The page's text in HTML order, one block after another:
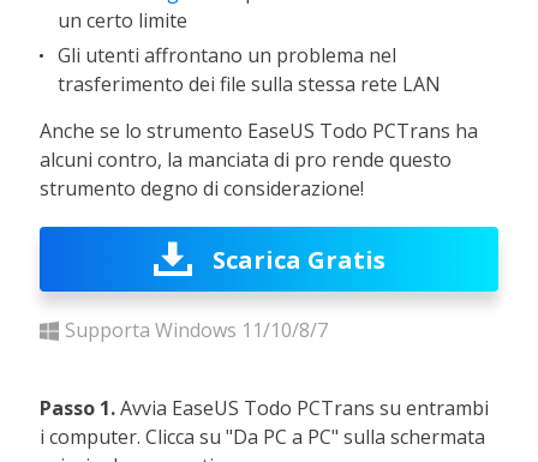
un certo limite
Gli utenti affrontano un problema nel
trasferimento dei file sulla stessa rete LAN
Anche se lo strumento EaseUS Todo PCTrans ha
alcuni contro, la manciata di pro rende questo
strumento degno di considerazione!
Scarica Gratis
Supporta Windows 11/10/8/7
Passo 1.Avvia EaseUS Todo PCTrans su entrambi
i computer. Clicca su "Da PC a PC" sulla schermata